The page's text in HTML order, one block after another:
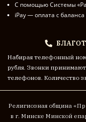
С помощью Системы
iPay — оплата с
Набирая телефонный
рубля. Звонки
телефонов. Количество
Религиозная община
в г. Минске Минской